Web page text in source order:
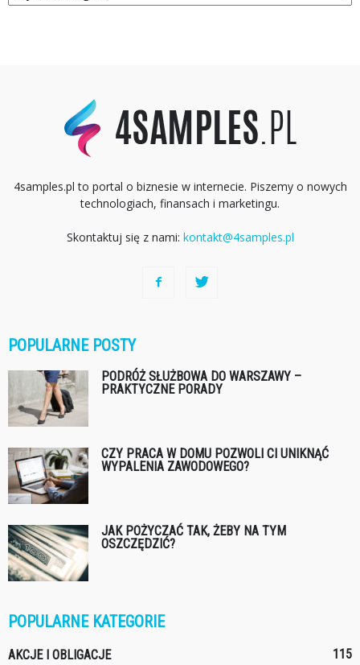
4samples.pl to portal o biznesie w internecie. Piszemy o nowych
technologiach, finansach i marketingu.
Skontaktuj się z nami: kontakt@4samples.pl
POPULARNE POSTY
PODRÓŻ SŁUŻBOWA DO WARSZAWY –
PRAKTYCZNE PORADY
CZY PRACA W DOMU POZWOLI CI UNIKNĄĆ
WYPALENIA ZAWODOWEGO?
JAK POŻYCZAĆ TAK, ŻEBY NA TYM
OSZCZĘDZIĆ?
POPULARNE KATEGORIE
AKCJE I OBLIGACJE 115